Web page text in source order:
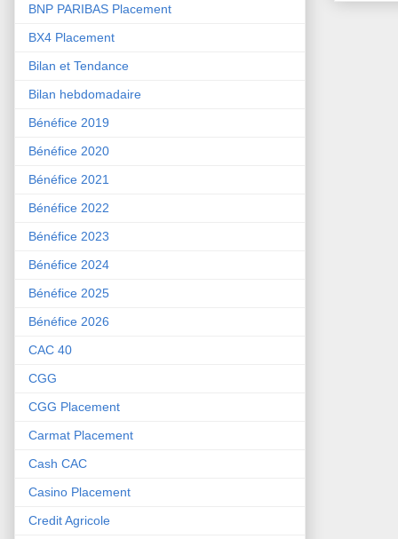
BNP PARIBAS Placement
BX4 Placement
Bilan et Tendance
Bilan hebdomadaire
Bénéfice 2019
Bénéfice 2020
Bénéfice 2021
Bénéfice 2022
Bénéfice 2023
Bénéfice 2024
Bénéfice 2025
Bénéfice 2026
CAC 40
CGG
CGG Placement
Carmat Placement
Cash CAC
Casino Placement
Credit Agricole